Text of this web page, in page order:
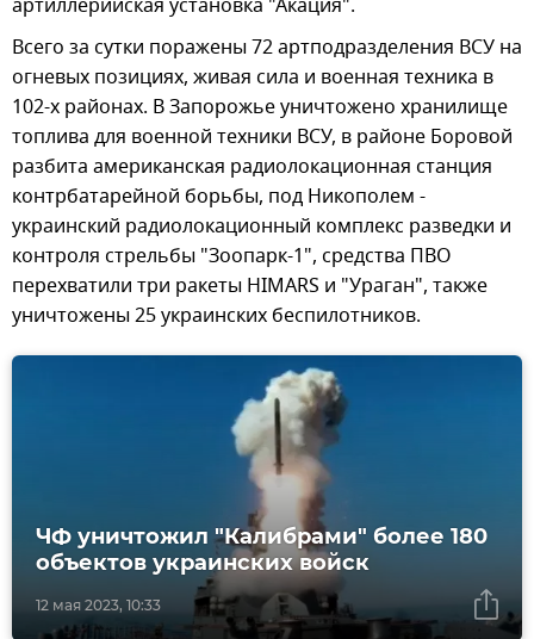
Всего за сутки поражены 72 артподразделения ВСУ на
огневых позициях, живая сила и военная техника в
102-х районах. В Запорожье уничтожено хранилище
топлива для военной техники ВСУ, в районе Боровой
разбита американская радиолокационная станция
контрбатарейной борьбы, под Никополем -
украинский радиолокационный комплекс разведки и
контроля стрельбы "Зоопарк-1", средства ПВО
перехватили три ракеты HIMARS и "Ураган", также
уничтожены 25 украинских беспилотников.
12 мая 2023, 10:33
ЧФ уничтожил "Калибрами" более 180
объектов украинских войск